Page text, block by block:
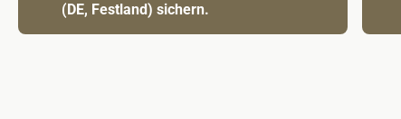
(DE, Festland) sichern.